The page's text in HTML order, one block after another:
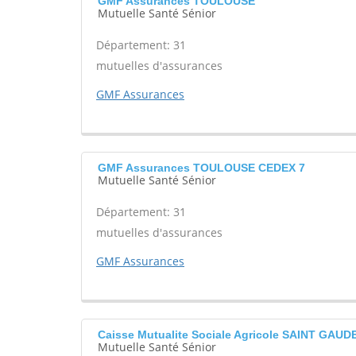
Mutuelle Santé Sénior
Département: 31
mutuelles d'assurances
GMF Assurances
GMF Assurances TOULOUSE CEDEX 7
Mutuelle Santé Sénior
Département: 31
mutuelles d'assurances
GMF Assurances
Caisse Mutualite Sociale Agricole SAINT
Mutuelle Santé Sénior